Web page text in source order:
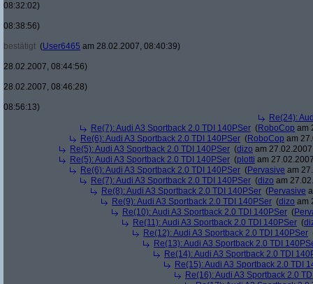
08:32:02)
08:38:56)
bestätigt (User6465 am 28.02.2007, 08:40:39)
28.02.2007, 08:44:56)
28.02.2007, 08:46:28)
08:56:13)
Re(24):
Re(7): Audi A3 Sportback 2.0 TDI 140PSer (RoboCop am
Re(6): Audi A3 Sportback 2.0 TDI 140PSer (RoboCop am
Re(5): Audi A3 Sportback 2.0 TDI 140PSer (dizo am
Re(5): Audi A3 Sportback 2.0 TDI 140PSer (plotti am
Re(6): Audi A3 Sportback 2.0 TDI 140PSer (Pervasive am
Re(7): Audi A3 Sportback 2.0 TDI 140PSer (dizo am
Re(8): Audi A3 Sportback 2.0 TDI 140PSer (Pervasive
Re(9): Audi A3 Sportback 2.0 TDI 140PSer (dizo am
Re(10): Audi A3 Sportback 2.0 TDI 140PSer (
Re(11): Audi A3 Sportback 2.0 TDI 140PSer (
Re(12): Audi A3 Sportback 2.0 TDI 140PSer
Re(13): Audi A3 Sportback 2.0 TDI
Re(14): Audi A3 Sportback 2.0 TDI
Re(15): Audi A3 Sportback 2.0 TDI
Re(16): Audi A3 Sportback 2.0